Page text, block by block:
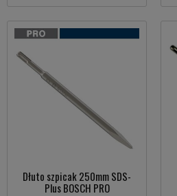
Dłuto szpicak 250mm SDS-
Plus BOSCH PRO